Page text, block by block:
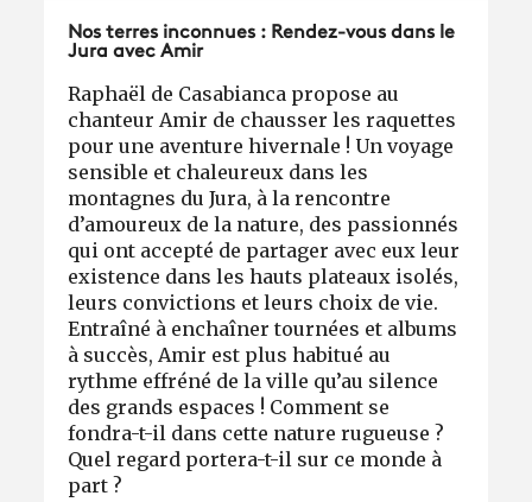
Nos terres inconnues : Rendez-vous dans le
Jura avec Amir
Raphaël de Casabianca propose au
chanteur Amir de chausser les raquettes
pour une aventure hivernale ! Un voyage
sensible et chaleureux dans les
montagnes du Jura, à la rencontre
d’amoureux de la nature, des passionnés
qui ont accepté de partager avec eux leur
existence dans les hauts plateaux isolés,
leurs convictions et leurs choix de vie.
Entraîné à enchaîner tournées et albums
à succès, Amir est plus habitué au
rythme effréné de la ville qu’au silence
des grands espaces ! Comment se
fondra-t-il dans cette nature rugueuse ?
Quel regard portera-t-il sur ce monde à
part ?